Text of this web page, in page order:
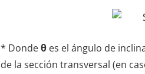
* Dondeθ es el ángulo de
de la sección transversal (en